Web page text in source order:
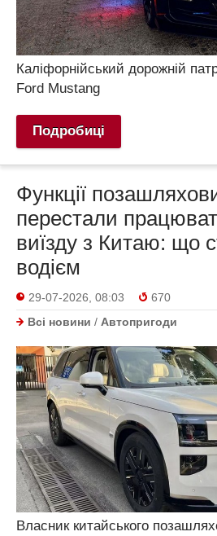
Каліфорнійський дорожній
Ford Mustang
Подробиці
Функції
перестали
виїзду з Китаю: що
водієм
29-07-2026, 08:03
670
Всі новини / Автопригоди
Власник китайського